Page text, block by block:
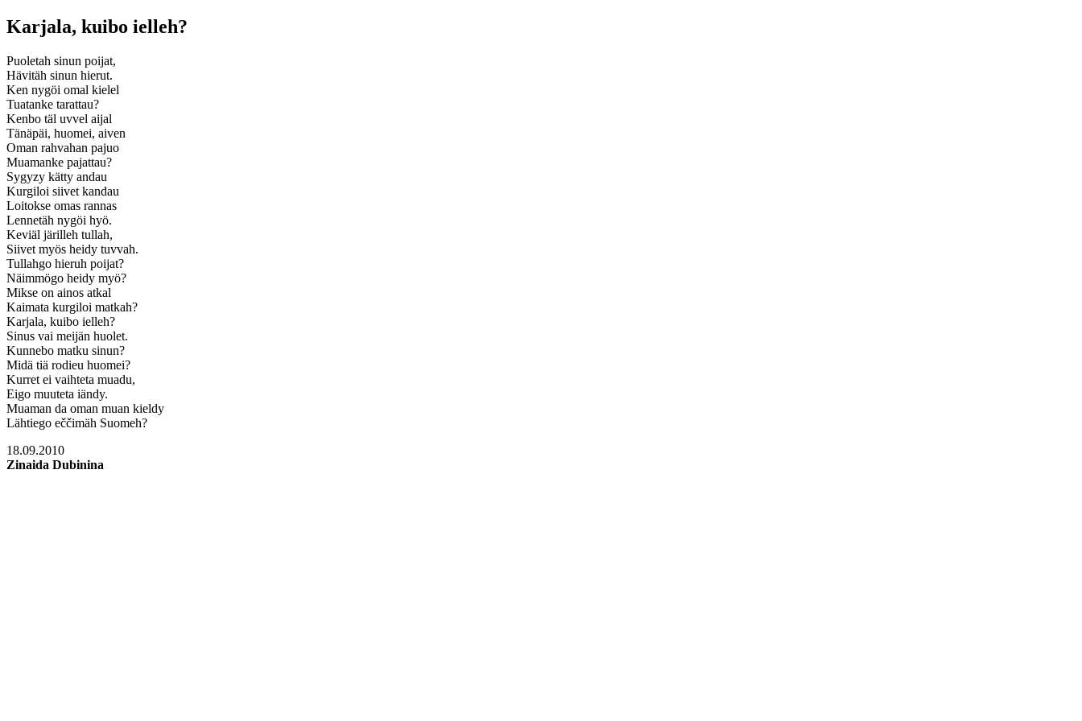
Karjala, kuibo ielleh?
Puoletah sinun poijat,
Hävitäh sinun hierut.
Ken nygöi omal kielel
Tuatanke tarattau?
Kenbo täl uvvel aijal
Tänäpäi, huomei, aiven
Oman rahvahan pajuo
Muamanke pajattau?
Sygyzy kätty andau
Kurgiloi siivet kandau
Loitokse omas rannas
Lennetäh nygöi hyö.
Keviäl järilleh tullah,
Siivet myös heidy tuvvah.
Tullahgo hieruh poijat?
Näimmögo heidy myö?
Mikse on ainos atkal
Kaimata kurgiloi matkah?
Karjala, kuibo ielleh?
Sinus vai meijän huolet.
Kunnebo matku sinun?
Midä tiä rodieu huomei?
Kurret ei vaihteta muadu,
Eigo muuteta iändy.
Muaman da oman muan kieldy
Lähtiego eččimäh Suomeh?
18.09.2010
Zinaida Dubinina